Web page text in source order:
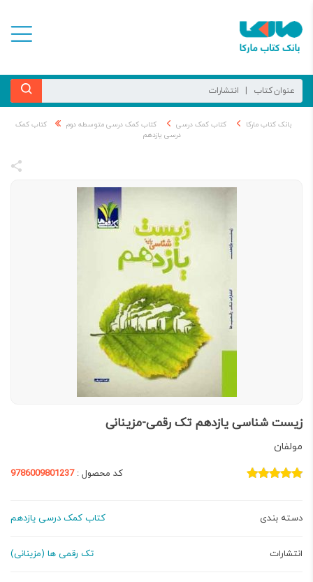
بانک کتاب مارکا کتاب کمک درسی کتاب کمک درسی متوسطه دوم
کتاب کمک
درسی یازدهم
زیست شناسی یازدهم تک رقمی-مزینانی
مولفان
کد محصول :9786009801237
دسته بندی کتاب کمک درسی یازدهم
انتشارات تک رقمی ها (مزینانی)